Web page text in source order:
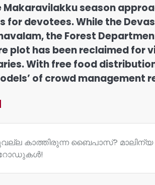
Makaravilakku season
for devotees. While the
the Forest
plot has been reclaimed for
With free food
of crowd management
കാത്തിരുന്ന ബൈപാസ്? മാലിന്യ
റോഡുകൾ!